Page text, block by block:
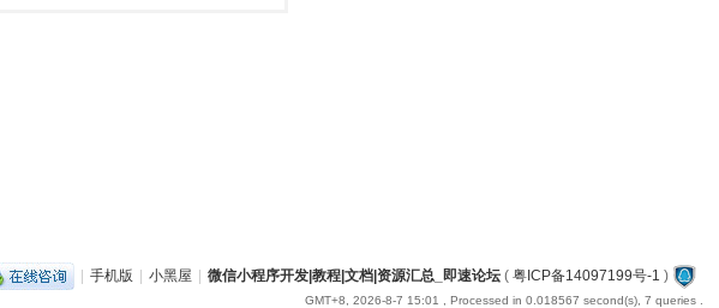
| 手机版 | 小黑屋 | 微信小程序开发|教程|文档|资源汇总_即速论坛( 粤ICP备14097199号-1 )
GMT+8, 2026-8-7 15:01 , Processed in 0.018567 second(s), 7 queries .